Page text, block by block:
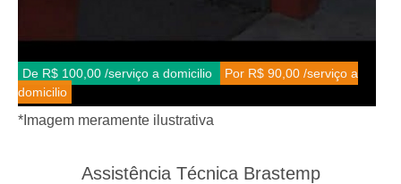
De R$ 100,00 /serviço a domicilio Por R$ 90,00 /serviço a
domicilio
*Imagem meramente ilustrativa
Assistência Técnica Brastemp